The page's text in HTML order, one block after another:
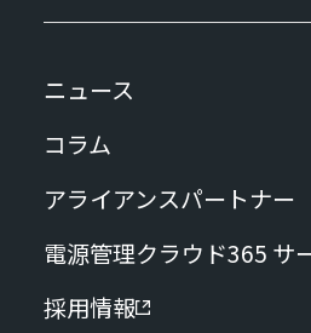
ニュース
コラム
アライアンスパートナー
電源管理クラウド365 サ
採用情報